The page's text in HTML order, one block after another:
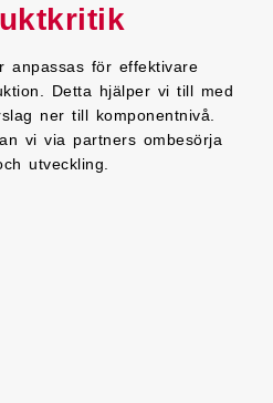
anpassas för effektivare
Detta hjälper vi till med
ner till komponentnivå.
vi via partners ombesörja
utveckling.